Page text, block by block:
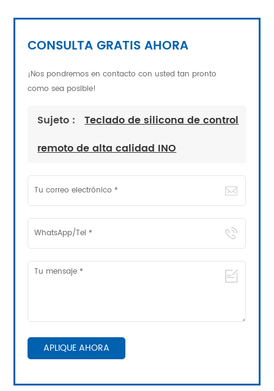
CONSULTA GRATIS AHORA
¡Nos pondremos en contacto con usted tan pronto
como sea posible!
Sujeto :
Teclado de silicona de control
remoto de alta calidad INO
APLIQUE AHORA